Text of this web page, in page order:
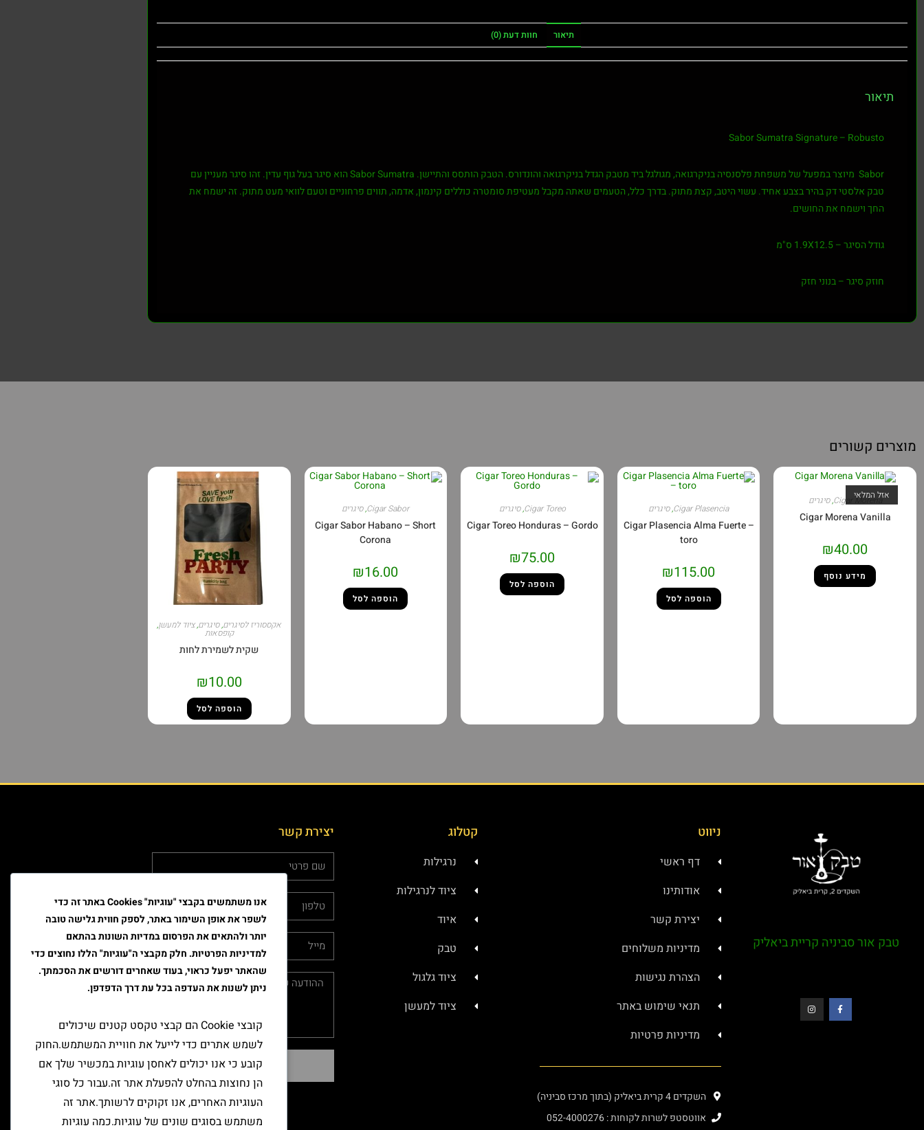
תיאור חוות דעת (0)
תיאור
Sabor Sumatra Signature – Robusto
Sabor מיוצר במפעל של משפחת פלסנסיה בניקרגואה, מגולגל ביד מטבק הגדל בניקרגואה והונדורס. הטבק הותסס והתיישן. Sabor Sumatra הוא סיגר בעל גוף עדין. זהו סיגר מעניין עם
טבק אלסטי דק בהיר בצבע אחיד. עשוי היטב, קצת מתוק. בדרך כלל, הטעמים שאתה מקבל מעטיפת סומטרה כוללים קינמון, אדמה, תווים פרחוניים וטעם לוואי מעט מתוק. זה ישמח את
החך וישמח את החושים.
גודל הסיגר – 1.9X12.5 ס"מ
חוזק סיגר – בנוני חזק
מוצרים קשורים
אזל המלאי
Cigar Morena
,סיגרים
Cigar Morena Vanilla
₪40.00
מידע נוסף
Cigar Plasencia
,סיגרים
Cigar Plasencia Alma Fuerte –
toro
₪115.00
הוספה לסל
Cigar Toreo
,סיגרים
Cigar Toreo Honduras – Gordo
₪75.00
הוספה לסל
Cigar Sabor
,סיגרים
Cigar Sabor Habano – Short
Corona
₪16.00
הוספה לסל
אקססוריז לסיגרים,סיגרים,ציוד למעשן,
קופסאות
שקית לשמירת לחות
₪10.00
הוספה לסל
טבק אור סביניה קריית ביאליק
ניווט
דף ראשי
אודותינו
יצירת קשר
מדיניות משלוחים
הצהרת נגישות
תנאי שימוש באתר
מדיניות פרטיות
השקדים 4 קרית ביאליק (בתוך מרכז סביניה)
אווטסטפ לשרות לקוחות : 052-4000276
קטלוג
נרגילות
ציוד לנרגילות
איוד
טבק
ציוד גלגול
ציוד למעשן
יצירת קשר
שליחה
אנו משתמשים בקבצי "עוגיות" Cookies באתר זה כדי
לשפר את אופן השימור באתר, לספק חווית גלישה טובה
יותר ולהתאים את הפרסום במדיות השונות בהתאם
למדיניות הפרטיות. חלק מקבצי ה"עוגיות" הללו נחוצים כדי
שהאתר יפעל כראוי, בעוד שאחרים דורשים את הסכמתך.
ניתן לשנות את העדפה בכל עת דרך הדפדפן.
קובצי Cookie הם קבצי טקסט קטנים שיכולים
לשמש אתרים כדי לייעל את חוויית המשתמש.החוק
קובע כי אנו יכולים לאחסן עוגיות במכשיר שלך אם
הן נחוצות בהחלט להפעלת אתר זה.עבור כל סוגי
העוגיות האחרים, אנו זקוקים לרשותך.אתר זה
משתמש בסוגים שונים של עוגיות.כמה עוגיות